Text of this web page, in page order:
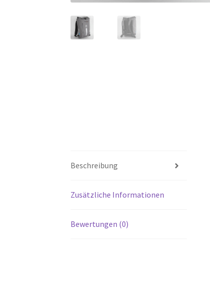
Beschreibung
Zusätzliche Informationen
Bewertungen (0)